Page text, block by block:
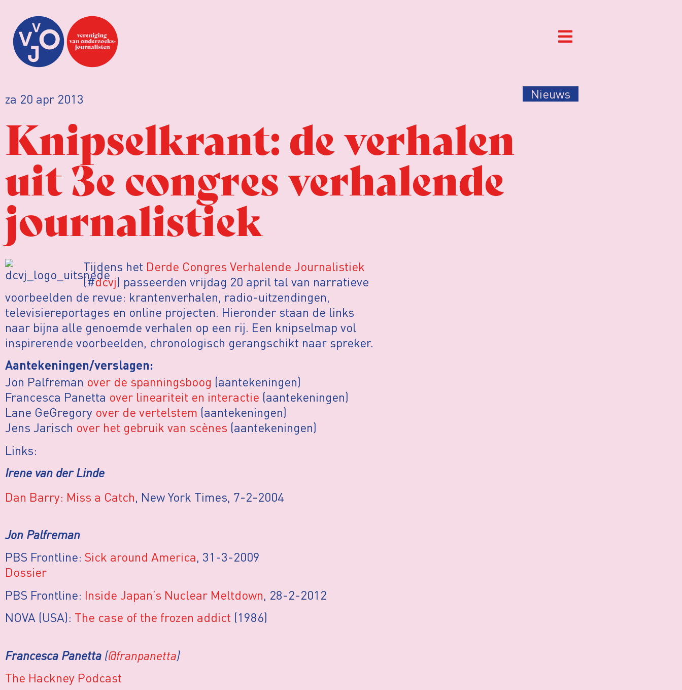
za 20 apr 2013 Nieuws
Knipselkrant: de verhalen
uit 3e congres verhalende
journalistiek
Tijdens het Derde Congres Verhalende Journalistiek
(#dcvj) passeerden vrijdag 20 april tal van narratieve
voorbeelden de revue: krantenverhalen, radio-uitzendingen,
televisiereportages en online projecten. Hieronder staan de links
naar bijna alle genoemde verhalen op een rij. Een knipselmap vol
inspirerende voorbeelden, chronologisch gerangschikt naar spreker.
Aantekeningen/verslagen:
Jon Palfreman over de spanningsboog (aantekeningen)
Francesca Panetta over lineariteit en interactie (aantekeningen)
Lane GeGregory over de vertelstem (aantekeningen)
Jens Jarisch over het gebruik van scènes (aantekeningen)
Links:
Irene van der Linde
Dan Barry: Miss a Catch, New York Times, 7-2-2004
Jon Palfreman
PBS Frontline: Sick around America, 31-3-2009
Dossier
PBS Frontline: Inside Japan’s Nuclear Meltdown, 28-2-2012
NOVA (USA): The case of the frozen addict (1986)
Francesca Panetta (@franpanetta)
The Hackney Podcast